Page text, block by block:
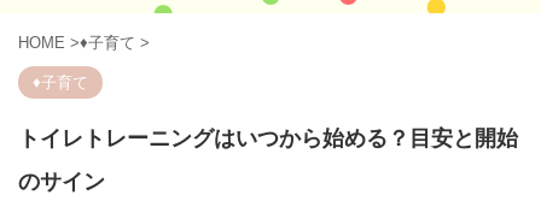
HOME >♦︎子育て >
♦︎子育て
トイレトレーニングはいつから始める？目安と開始
のサイン